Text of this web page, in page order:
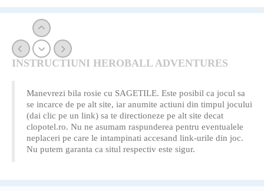
INSTRUCTIUNI HEROBALL ADVENTURES
Manevrezi bila rosie cu SAGETILE. Este posibil ca jocul sa
se incarce de pe alt site, iar anumite actiuni din timpul jocului
(dai clic pe un link) sa te directioneze pe alt site decat
clopotel.ro. Nu ne asumam raspunderea pentru eventualele
neplaceri pe care le intampinati accesand link-urile din joc.
Nu putem garanta ca situl respectiv este sigur.